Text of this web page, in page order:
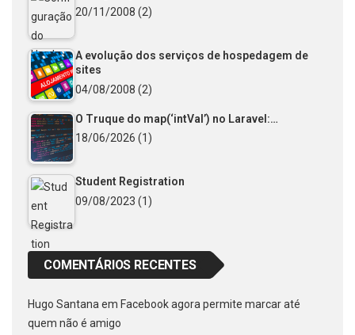
20/11/2008 (2)
A evolução dos serviços de hospedagem de
sites
04/08/2008 (2)
O Truque do map(‘intVal’) no Laravel:…
18/06/2026 (1)
Student Registration
09/08/2023 (1)
COMENTÁRIOS RECENTES
Hugo Santana em Facebook agora permite marcar até
quem não é amigo